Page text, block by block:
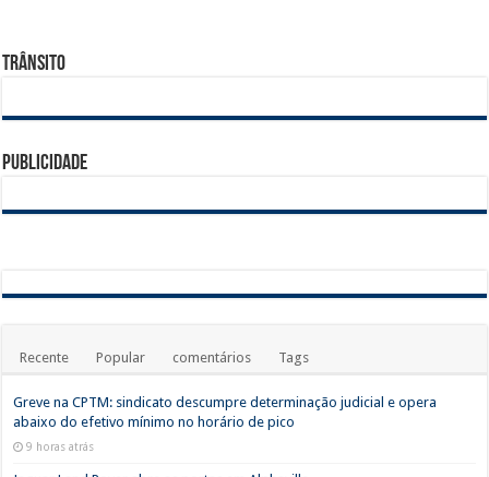
Trânsito
Publicidade
Recente Popular comentários Tags
Greve na CPTM: sindicato descumpre determinação judicial e opera
abaixo do efetivo mínimo no horário de pico
9 horas atrás